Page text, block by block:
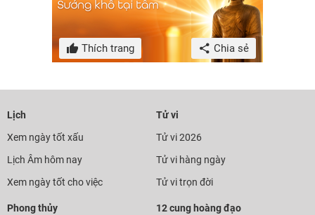
Thích trang Chia sẻ
Lịch
Xem ngày tốt xấu
Lịch Âm hôm nay
Xem ngày tốt cho việc
Tử vi
Tử vi 2026
Tử vi hàng ngày
Tử vi trọn đời
Phong thủy
12 cung hoàng đạo